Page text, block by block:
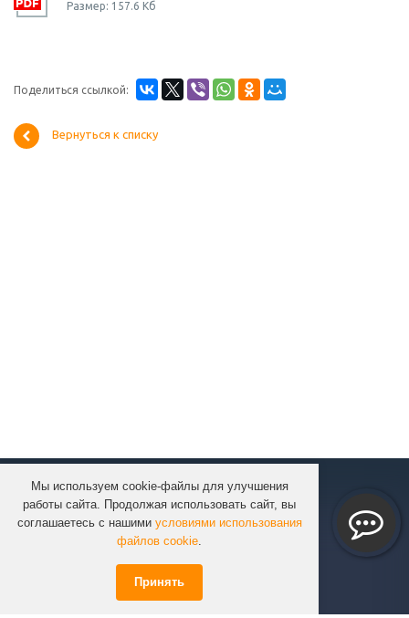
Мы используем cookie-файлы для улучшения
работы сайта. Продолжая использовать сайт, вы
соглашаетесь с нашими условиями использования
файлов cookie.
Принять
Размер: 157.6 Кб
Поделиться ссылкой:
Вернуться к списку
КОМПАНИЯ
КАТАЛОГ
УСЛУГИ
ИНФОРМАЦИЯ